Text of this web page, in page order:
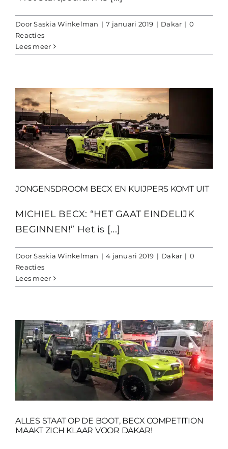
DoorSaskia Winkelman | 7 januari 2019 | Dakar | 0
Reacties
Lees meer
JONGENSDROOM BECX EN KUIJPERS KOMT UIT
MICHIEL BECX: “HET GAAT EINDELIJK
BEGINNEN!” Het is [...]
DoorSaskia Winkelman | 4 januari 2019 | Dakar | 0
Reacties
Lees meer
ALLES STAAT OP DE BOOT, BECX COMPETITION
MAAKT ZICH KLAAR VOOR DAKAR!